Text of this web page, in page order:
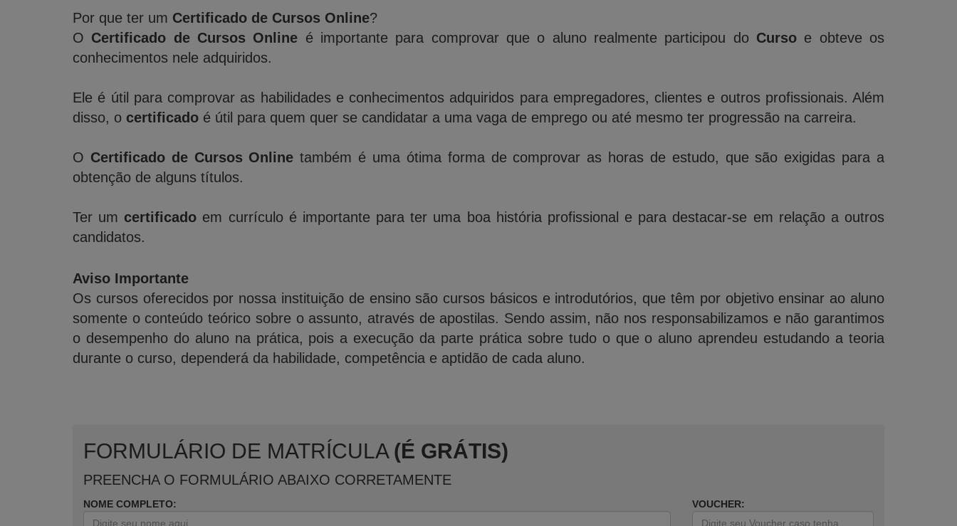
Por que ter um Certificado de Cursos Online?
O Certificado de Cursos Online é importante para comprovar que o aluno realmente participou do Curso e obteve os
conhecimentos nele adquiridos.
Ele é útil para comprovar as habilidades e conhecimentos adquiridos para empregadores, clientes e outros profissionais. Além
disso, o certificado é útil para quem quer se candidatar a uma vaga de emprego ou até mesmo ter progressão na carreira.
O Certificado de Cursos Online também é uma ótima forma de comprovar as horas de estudo, que são exigidas para a
obtenção de alguns títulos.
Ter um certificado em currículo é importante para ter uma boa história profissional e para destacar-se em relação a outros
candidatos.
Aviso Importante
Os cursos oferecidos por nossa instituição de ensino são cursos básicos e introdutórios, que têm por objetivo ensinar ao aluno
somente o conteúdo teórico sobre o assunto, através de apostilas. Sendo assim, não nos responsabilizamos e não garantimos
o desempenho do aluno na prática, pois a execução da parte prática sobre tudo o que o aluno aprendeu estudando a teoria
durante o curso, dependerá da habilidade, competência e aptidão de cada aluno.
FORMULÁRIO DE MATRÍCULA (É GRÁTIS)
PREENCHA O FORMULÁRIO ABAIXO CORRETAMENTE
NOME COMPLETO: VOUCHER: